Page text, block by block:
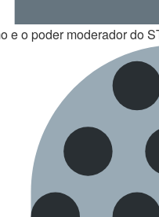
e o poder moderador do